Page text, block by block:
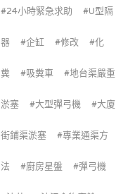
24小時緊急求助 U型隔
器 企缸 修改 化
糞 吸糞車 地台渠嚴重
淤塞 大型彈弓機 大廈
街鋪渠淤塞 專業通渠方
法 廚房星盤 彈弓機